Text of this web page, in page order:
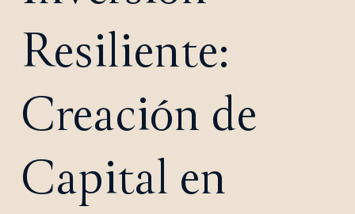
Resiliente:
Creación de
Capital en